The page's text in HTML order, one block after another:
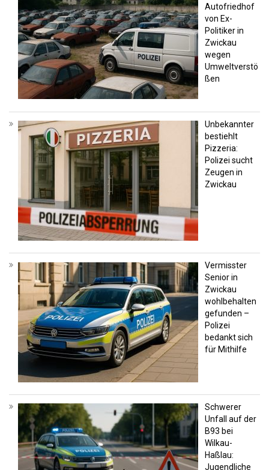
Autofriedhof
von Ex-
Politiker in
Zwickau
wegen
Umweltverstö
ßen
Unbekannter
bestiehlt
Pizzeria:
Polizei sucht
Zeugen in
Zwickau
Vermisster
Senior in
Zwickau
wohlbehalten
gefunden –
Polizei
bedankt sich
für Mithilfe
Schwerer
Unfall auf der
B93 bei
Wilkau-
Haßlau:
Jugendliche